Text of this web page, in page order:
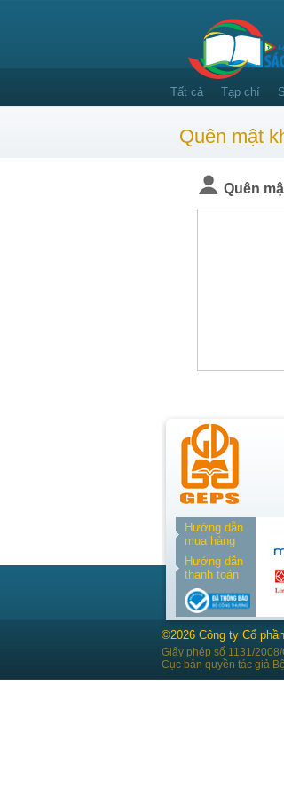
Tất cả Tạp chí
Quên mật
Quên
Hướng dẫn
mua hàng
Hướng dẫn
thanh toán
©2026 Công ty Cổ
Giấy phép số 1131/
Cục bản quyền tác giả